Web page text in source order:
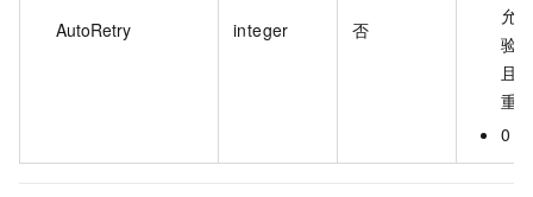
AutoRetry integer 否
允
验
且
重
0